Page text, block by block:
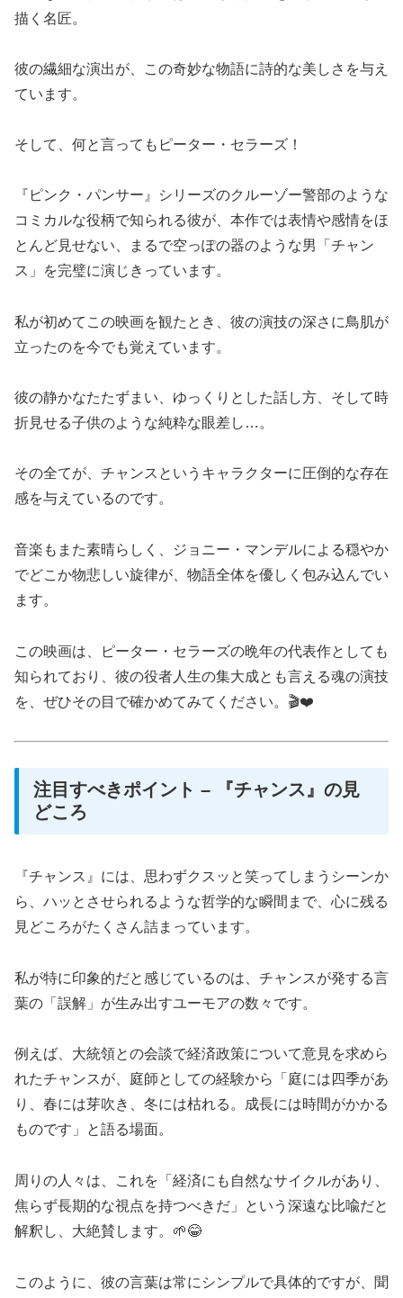
描く名匠。
彼の繊細な演出が、この奇妙な物語に詩的な美しさを与え
ています。
そして、何と言ってもピーター・セラーズ！
『ピンク・パンサー』シリーズのクルーゾー警部のような
コミカルな役柄で知られる彼が、本作では表情や感情をほ
とんど見せない、まるで空っぽの器のような男「チャン
ス」を完璧に演じきっています。
私が初めてこの映画を観たとき、彼の演技の深さに鳥肌が
立ったのを今でも覚えています。
彼の静かなたたずまい、ゆっくりとした話し方、そして時
折見せる子供のような純粋な眼差し…。
その全てが、チャンスというキャラクターに圧倒的な存在
感を与えているのです。
音楽もまた素晴らしく、ジョニー・マンデルによる穏やか
でどこか物悲しい旋律が、物語全体を優しく包み込んでい
ます。
この映画は、ピーター・セラーズの晩年の代表作としても
知られており、彼の役者人生の集大成とも言える魂の演技
を、ぜひその目で確かめてみてください。🎬❤️
注目すべきポイント – 『チャンス』の見
どころ
『チャンス』には、思わずクスッと笑ってしまうシーンか
ら、ハッとさせられるような哲学的な瞬間まで、心に残る
見どころがたくさん詰まっています。
私が特に印象的だと感じているのは、チャンスが発する言
葉の「誤解」が生み出すユーモアの数々です。
例えば、大統領との会談で経済政策について意見を求めら
れたチャンスが、庭師としての経験から「庭には四季があ
り、春には芽吹き、冬には枯れる。成長には時間がかかる
ものです」と語る場面。
周りの人々は、これを「経済にも自然なサイクルがあり、
焦らず長期的な視点を持つべきだ」という深遠な比喩だと
解釈し、大絶賛します。🌱😂
このように、彼の言葉は常にシンプルで具体的ですが、聞